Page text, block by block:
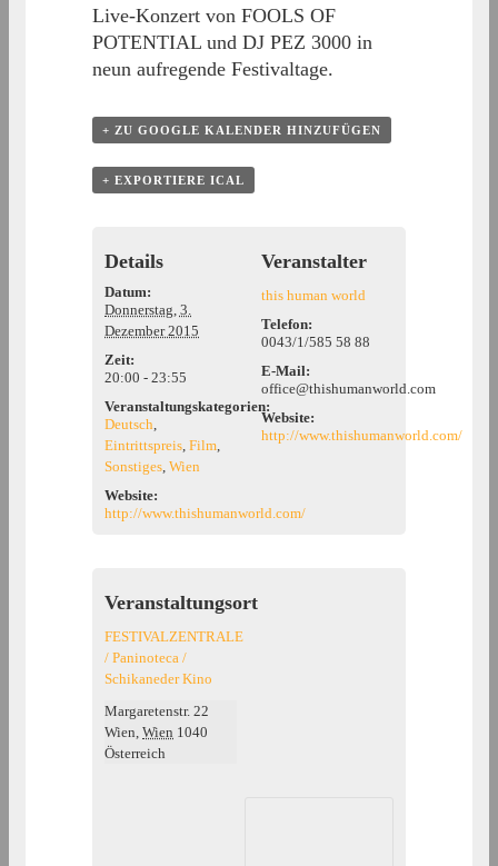
Live-Konzert von FOOLS OF
POTENTIAL und DJ PEZ 3000 in
neun aufregende Festivaltage.
+ ZU GOOGLE KALENDER HINZUFÜGEN
+ EXPORTIERE ICAL
Details
Datum:
Donnerstag, 3.
Dezember 2015
Zeit:
20:00 - 23:55
Veranstaltungskategorien:
Deutsch,
Eintrittspreis,Film,
Sonstiges,Wien
Website:
http://www.thishumanworld.com/
Veranstalter
this human world
Telefon:
0043/1/585 58 88
E-Mail:
office@thishumanworld.com
Website:
http://www.thishumanworld.com/
Veranstaltungsort
FESTIVALZENTRALE
/ Paninoteca /
Schikaneder Kino
Margaretenstr. 22
Wien, Wien 1040
Österreich